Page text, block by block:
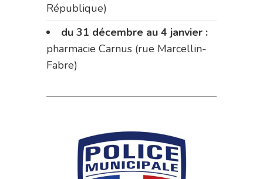
République)
du 31 décembre au 4 janvier :
pharmacie Carnus (rue Marcellin-
Fabre)